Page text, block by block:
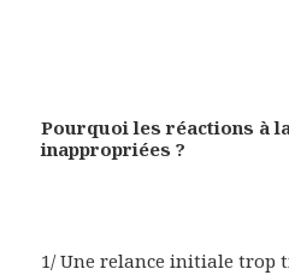
Pourquoi les réactions à
inappropriées ?
1/ Une relance initiale trop